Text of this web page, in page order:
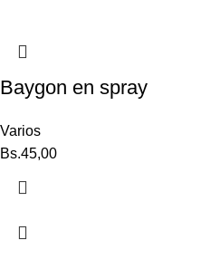
Baygon en spray
Varios
Bs.45,00